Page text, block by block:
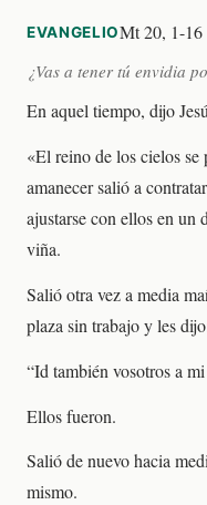
EVANGELIOMt 20, 1-16
¿Vas a tener tú envidia
En aquel tiempo, dijo
«El reino de los cielos se
amanecer salió a
ajustarse con ellos en un
viña.
Salió otra vez a media
plaza sin trabajo y les
“Id también vosotros a
Ellos fueron.
Salió de nuevo hacia
mismo.